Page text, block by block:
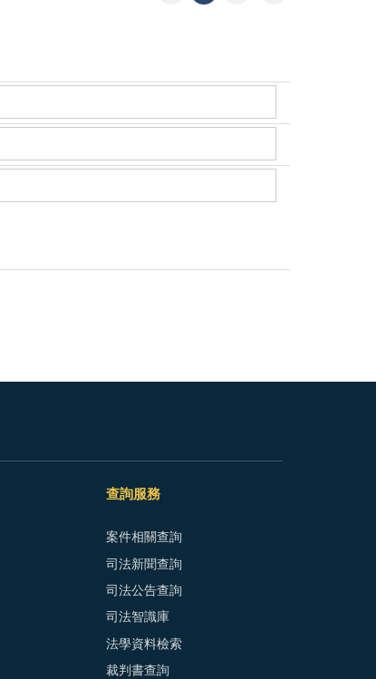
查詢服務
案件相關查詢
司法新聞查詢
司法公告查詢
司法智識庫
法學資料檢索
裁判書查詢